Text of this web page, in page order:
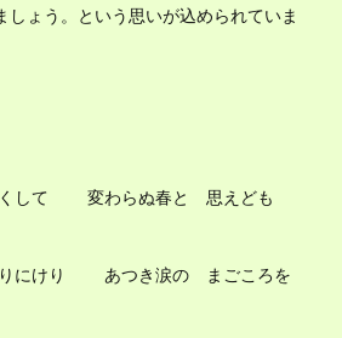
しょう。という思いが込められていま
して 変わらぬ春と 思えども
にけり あつき涙の まごころを